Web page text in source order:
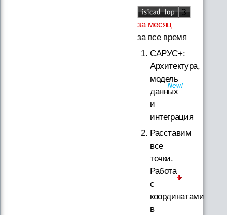
за месяц
за все время
САРУС+:
Архитектура,
модель
данных
и
интеграция
Расставим
все
точки.
Работа
с
координатами
в